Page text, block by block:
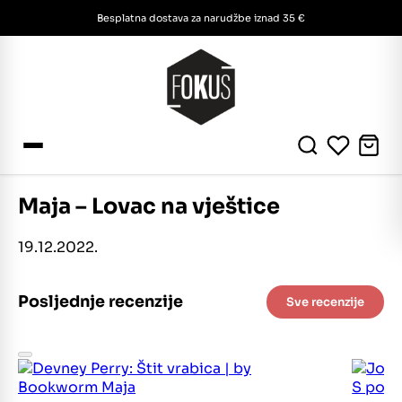
Besplatna dostava za narudžbe iznad 35 €
Maja – Lovac na vještice
19.12.2022.
Posljednje recenzije Sve recenzije